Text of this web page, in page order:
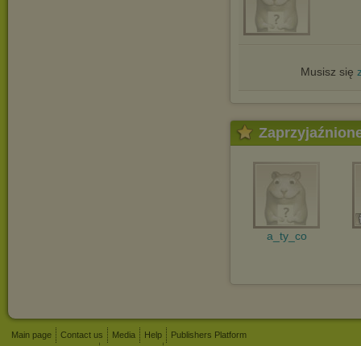
Musisz się
a_ty_co
Main page Contact us Media Help
Publishers Platform